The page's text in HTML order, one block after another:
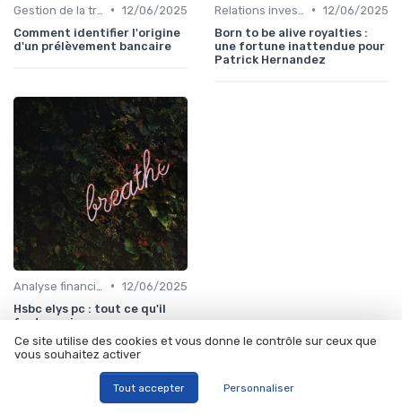
• 12/06/2025
Comment identifier l'origine
d'un prélèvement bancaire
• 12/06/2025
Born to be alive royalties :
une fortune inattendue pour
Patrick Hernandez
• 12/06/2025
Hsbc elys pc : tout ce qu'il
faut savoir
À lire aussi
Ce site utilise des cookies et vous donne le contrôle sur ceux que
vous souhaitez activer
Tout accepter Personnaliser